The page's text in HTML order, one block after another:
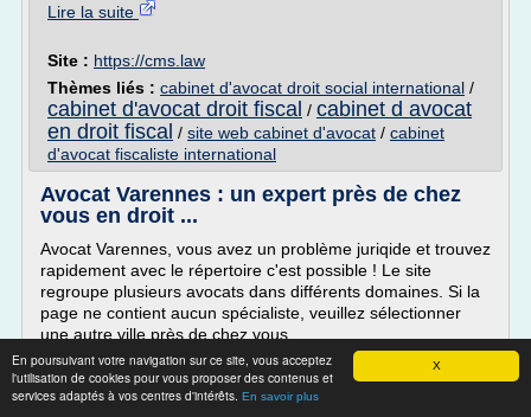
X
En poursuivant votre navigation sur ce site, vous acceptez
l'utilisation de cookies pour vous proposer des contenus et
services adaptés à vos centres d'intérêts. En savoir plus
Lire la suite
Site : https://cms.law
Thèmes liés : cabinet d'avocat droit social international /
cabinet d'avocat droit fiscal / cabinet d avocat
en droit fiscal / site web cabinet d'avocat / cabinet
d'avocat fiscaliste international
Avocat Varennes : un expert près de chez
vous en droit ...
Avocat Varennes, vous avez un problème juriqide et trouvez
rapidement avec le répertoire c'est possible ! Le site
regroupe plusieurs avocats dans différents domaines. Si la
page ne contient aucun spécialiste, veuillez sélectionner
une autre ville près de chez vous.